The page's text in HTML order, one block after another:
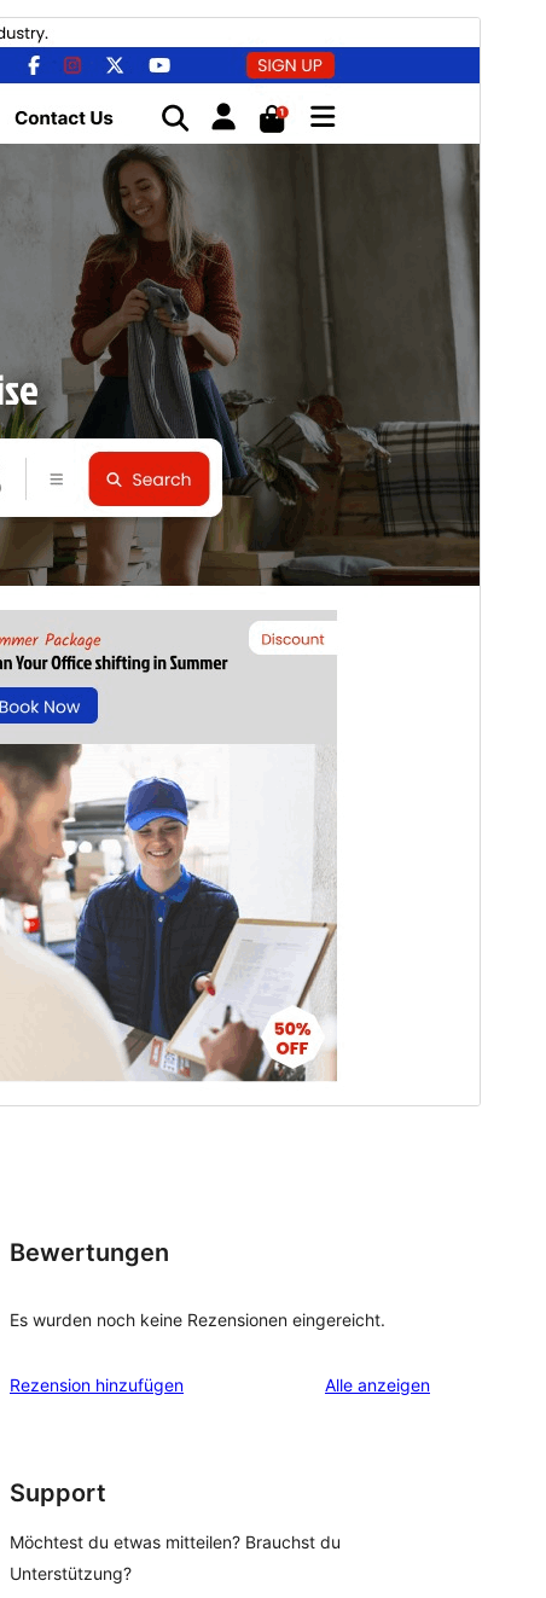
Vorschau
Version
3.2.3
Zuletzt aktualisiert
10. Juli 2026
Aktive Installationen
30+
PHP-Version
Theme-Homepage
Bewertungen
Es wurden noch keine Rezensionen eingereicht.
Rezension hinzufügen Alle Rezensionen
anzeigen
Support
Möchtest du etwas mitteilen? Brauchst du
Unterstützung?